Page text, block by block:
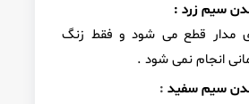
سیم زرد :
مدار قطع می شود و فقط زنگ
انجام نمی شود .
سیم سفید :